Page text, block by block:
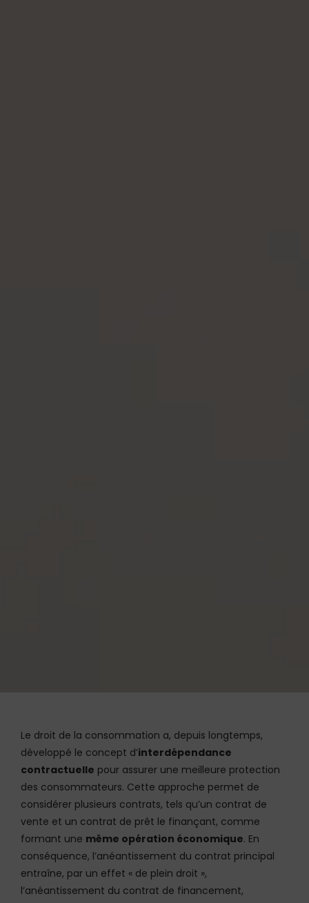
Le droit de la consommation a, depuis longtemps,
développé le concept d’interdépendance
contractuelle pour assurer une meilleure protection
des consommateurs. Cette approche permet de
considérer plusieurs contrats, tels qu’un contrat de
vente et un contrat de prêt le finançant, comme
formant une même opération économique. En
conséquence, l’anéantissement du contrat principal
entraîne, par un effet « de plein droit »,
l’anéantissement du contrat de financement,